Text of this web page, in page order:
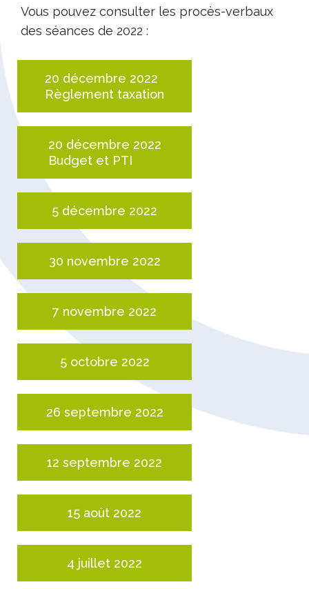
Vous pouvez consulter les procès-verbaux
des séances de 2022 :
20 décembre 2022
Règlement taxation
20 décembre 2022
Budget et PTI
5 décembre 2022
30 novembre 2022
7 novembre 2022
5 octobre 2022
26 septembre 2022
12 septembre 2022
15 août 2022
4 juillet 2022